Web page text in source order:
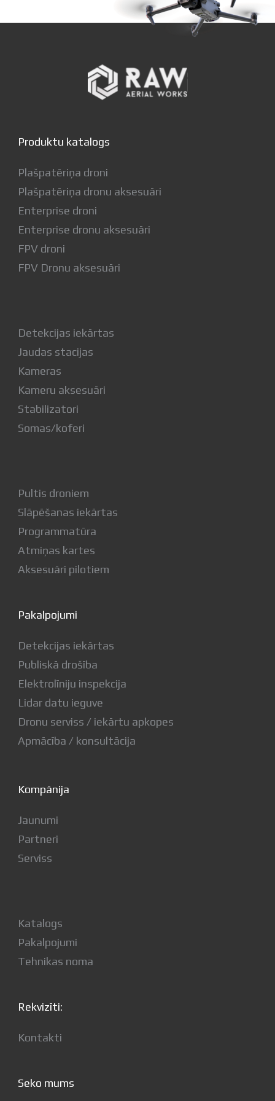
Produktu katalogs
Plašpatēriņa droni
Plašpatēriņa dronu aksesuāri
Enterprise droni
Enterprise dronu aksesuāri
FPV droni
FPV Dronu aksesuāri
Detekcijas iekārtas
Jaudas stacijas
Kameras
Kameru aksesuāri
Stabilizatori
Somas/koferi
Pultis droniem
Slāpēšanas iekārtas
Programmatūra
Atmiņas kartes
Aksesuāri pilotiem
Pakalpojumi
Detekcijas iekārtas
Publiskā drošība
Elektrolīniju inspekcija
Lidar datu ieguve
Dronu serviss / iekārtu apkopes
Apmācība / konsultācija
Kompānija
Jaunumi
Partneri
Serviss
Katalogs
Pakalpojumi
Tehnikas noma
Rekvizīti:
Kontakti
Seko mums